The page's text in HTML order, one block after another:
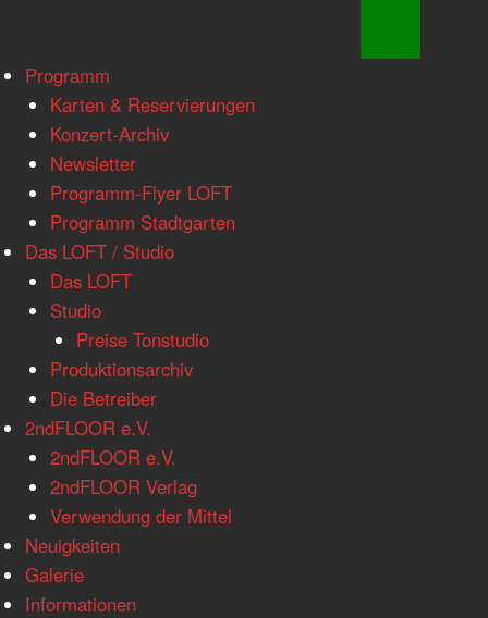
www.loftkoeln.de
navigation
Skip
content
Programm
Karten & Reservierungen
Konzert-Archiv
Newsletter
Programm-Flyer LOFT
Programm Stadtgarten
Das LOFT / Studio
Das LOFT
Studio
Preise Tonstudio
Produktionsarchiv
Die Betreiber
2ndFLOOR e.V.
2ndFLOOR e.V.
2ndFLOOR Verlag
Verwendung der Mittel
Neuigkeiten
Galerie
Informationen